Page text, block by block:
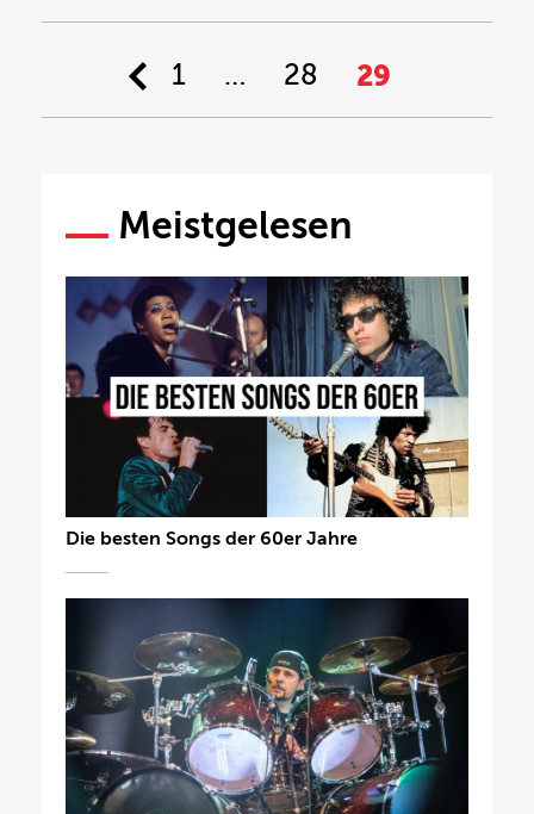
1 … 28 29
Meistgelesen
Die besten Songs der 60er Jahre